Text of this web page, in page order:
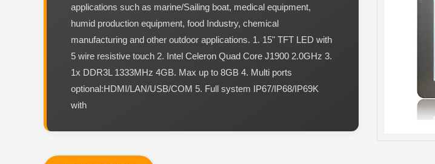
applications such as marine/Sailing boat, medical equipment,
humid production equipment, food Industry, chemical
manufacturing and other outdoor applications. 1. 15" TFT LED with
5 wire resistive touch 2. Intel Celeron Quad Core J1900 2.0GHz 3.
1x DDR3L 1333MHz 4GB. Max up to 8GB 4. Multi ports
optional:HDMI/LAN/USB/COM 5. Full system IP67/IP68/IP69K
with